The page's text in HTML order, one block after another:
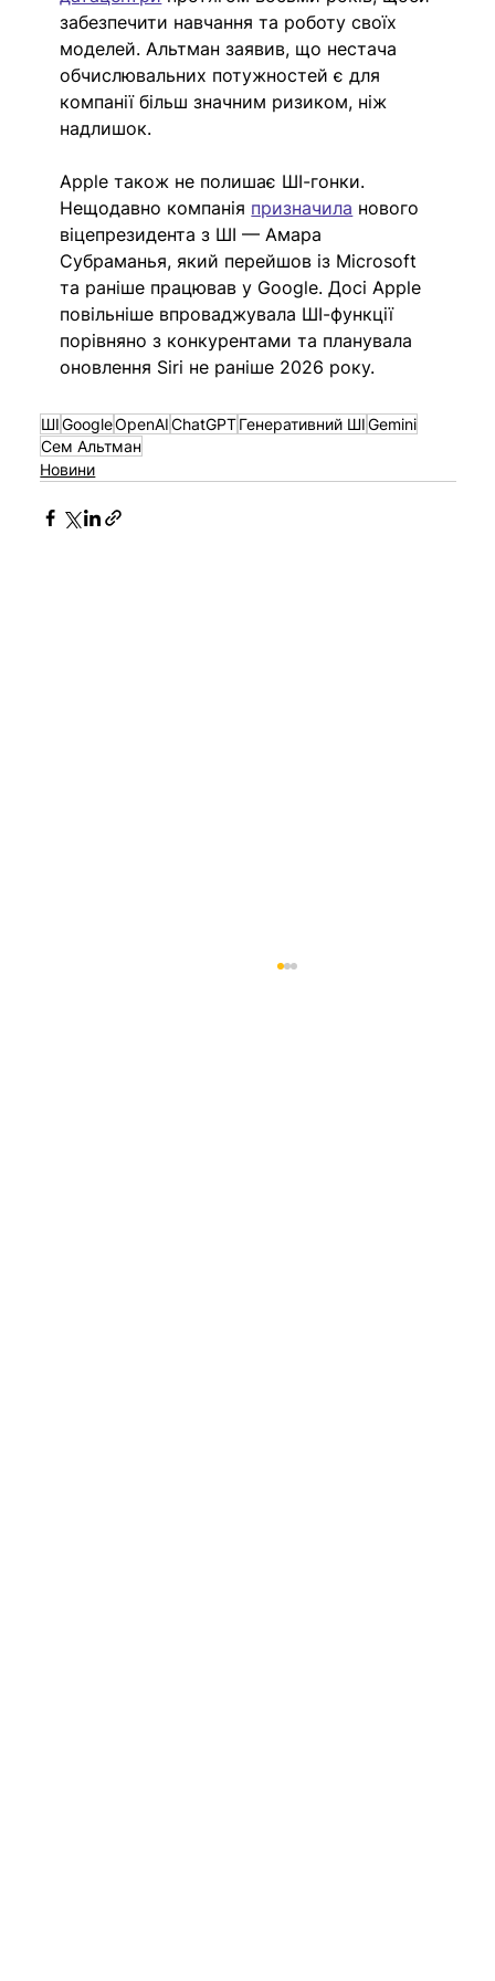
забезпечити навчання та роботу своїх
моделей. Альтман заявив, що нестача
обчислювальних потужностей є для
компанії більш значним ризиком, ніж
надлишок.
Apple також не полишає ШІ-гонки.
Нещодавно компанія призначила нового
віцепрезидента з ШІ — Амара
Субраманья, який перейшов із Microsoft
та раніше працював у Google. Досі Apple
повільніше впроваджувала ШІ-функції
порівняно з конкурентами та планувала
оновлення Siri не раніше 2026 року.
ШІGoogleOpenAIChatGPTГенеративний ШІGemini
Сем Альтман
Новини